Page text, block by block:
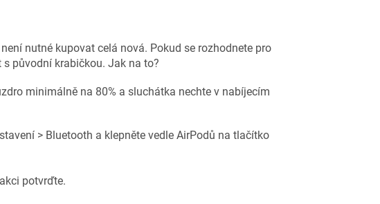
nutné kupovat celá nová. Pokud se rozhodnete pro
původní krabičkou. Jak na to?
minimálně na 80% a sluchátka nechte v nabíjecím
> Bluetooth a klepněte vedle AirPodů na tlačítko
potvrďte.